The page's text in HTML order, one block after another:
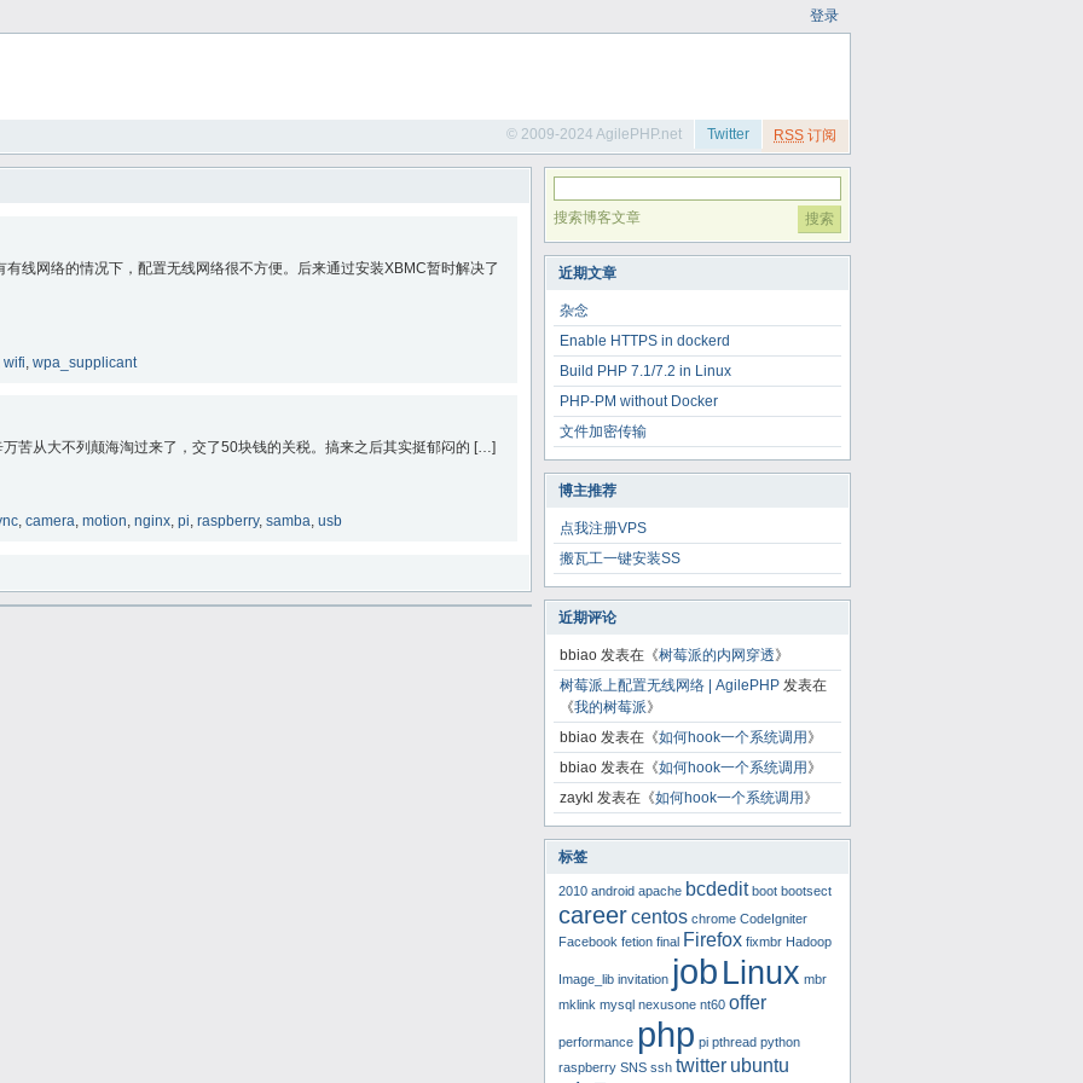
登录
RSS 订阅
Twitter
© 2009-2024 AgilePHP.net
线网络的情况下，配置无线网络很不方便。后来通过安装XBMC暂时解决了
wifi, wpa_supplicant
苦从大不列颠海淘过来了，交了50块钱的关税。搞来之后其实挺郁闷的 […]
, camera, motion, nginx, pi, raspberry, samba, usb
搜索博客文章
近期文章
杂念
Enable HTTPS in dockerd
Build PHP 7.1/7.2 in Linux
PHP-PM without Docker
文件加密传输
博主推荐
点我注册VPS
搬瓦工一键安装SS
近期评论
bbiao 发表在《树莓派的内网穿透》
树莓派上配置无线网络 | AgilePHP 发表在
《我的树莓派》
bbiao 发表在《如何hook一个系统调用 》
bbiao 发表在《如何hook一个系统调用 》
zaykl 发表在《如何hook一个系统调用 》
标签
2010 android apache bcdedit boot bootsect
careercentos chrome CodeIgniter
Facebook fetion final Firefox fixmbr Hadoop
Image_lib invitation jobLinux mbr
mklink mysql nexusone nt60 offer
performance php pi pthread python
raspberry SNS ssh twitter ubuntu